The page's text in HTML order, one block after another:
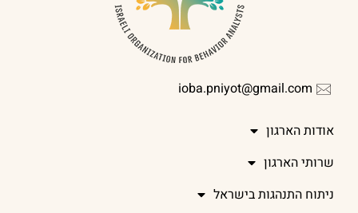
ioba.pniyot@gmail.com
אודות הארגון
שרותי הארגון
ניתוח התנהגות בישראל